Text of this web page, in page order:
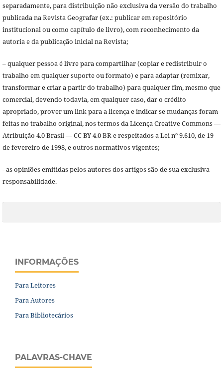
separadamente, para distribuição não exclusiva da versão do trabalho
publicada na Revista Geografar (ex.: publicar em repositório
institucional ou como capítulo de livro), com reconhecimento da
autoria e da publicação inicial na Revista;
– qualquer pessoa é livre para compartilhar (copiar e redistribuir o
trabalho em qualquer suporte ou formato) e para adaptar (remixar,
transformar e criar a partir do trabalho) para qualquer fim, mesmo que
comercial, devendo todavia, em qualquer caso, dar o crédito
apropriado, prover um link para a licença e indicar se mudanças foram
feitas no trabalho original, nos termos da Licença Creative Commons —
Atribuição 4.0 Brasil — CC BY 4.0 BR e respeitados a Lei nº 9.610, de 19
de fevereiro de 1998, e outros normativos vigentes;
- as opiniões emitidas pelos autores dos artigos são de sua exclusiva
responsabilidade.
INFORMAÇÕES
Para Leitores
Para Autores
Para Bibliotecários
PALAVRAS-CHAVE